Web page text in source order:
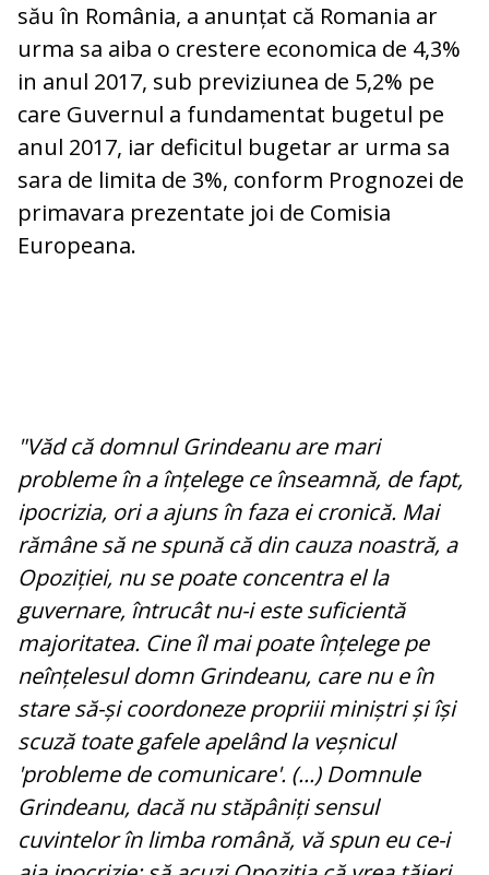
său în România, a anunțat că Romania ar
urma sa aiba o crestere economica de 4,3%
in anul 2017, sub previziunea de 5,2% pe
care Guvernul a fundamentat bugetul pe
anul 2017, iar deficitul bugetar ar urma sa
sara de limita de 3%, conform Prognozei de
primavara prezentate joi de Comisia
Europeana.
"Văd că domnul Grindeanu are mari
probleme în a înțelege ce înseamnă, de fapt,
ipocrizia, ori a ajuns în faza ei cronică. Mai
rămâne să ne spună că din cauza noastră, a
Opoziției, nu se poate concentra el la
guvernare, întrucât nu-i este suficientă
majoritatea. Cine îl mai poate înțelege pe
neînțelesul domn Grindeanu, care nu e în
stare să-și coordoneze propriii miniștri și își
scuză toate gafele apelând la veșnicul
'probleme de comunicare'. (...) Domnule
Grindeanu, dacă nu stăpâniți sensul
cuvintelor în limba română, vă spun eu ce-i